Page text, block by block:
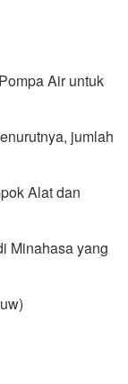
Air untuk
jumlah
Alat dan
Minahasa yang